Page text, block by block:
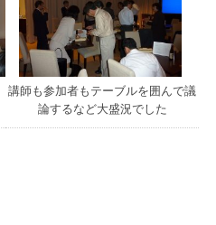
講師も参加者もテーブルを囲んで議
論するなど大盛況でした